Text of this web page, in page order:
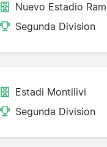
Nuevo Estadio
Segunda Division
Estadi Montilivi
Segunda Division